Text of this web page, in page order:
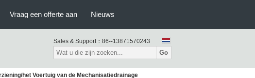
Vraag een offerte aan Nieuws
Sales & Support： 86--13871570243
Go
het Voertuig van de Mechanisatiedrainage